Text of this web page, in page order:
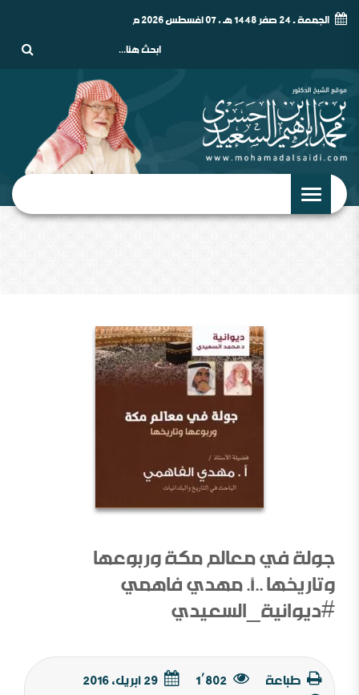
الجمعة - 24 صفر 1448 هـ , 07 أغسطس 2026 م
جولة في معالم مكة وربوعها
وتاريخها ..أ. مهدي فاهمي
#ديوانية_السعيدي
طباعة 1٬802